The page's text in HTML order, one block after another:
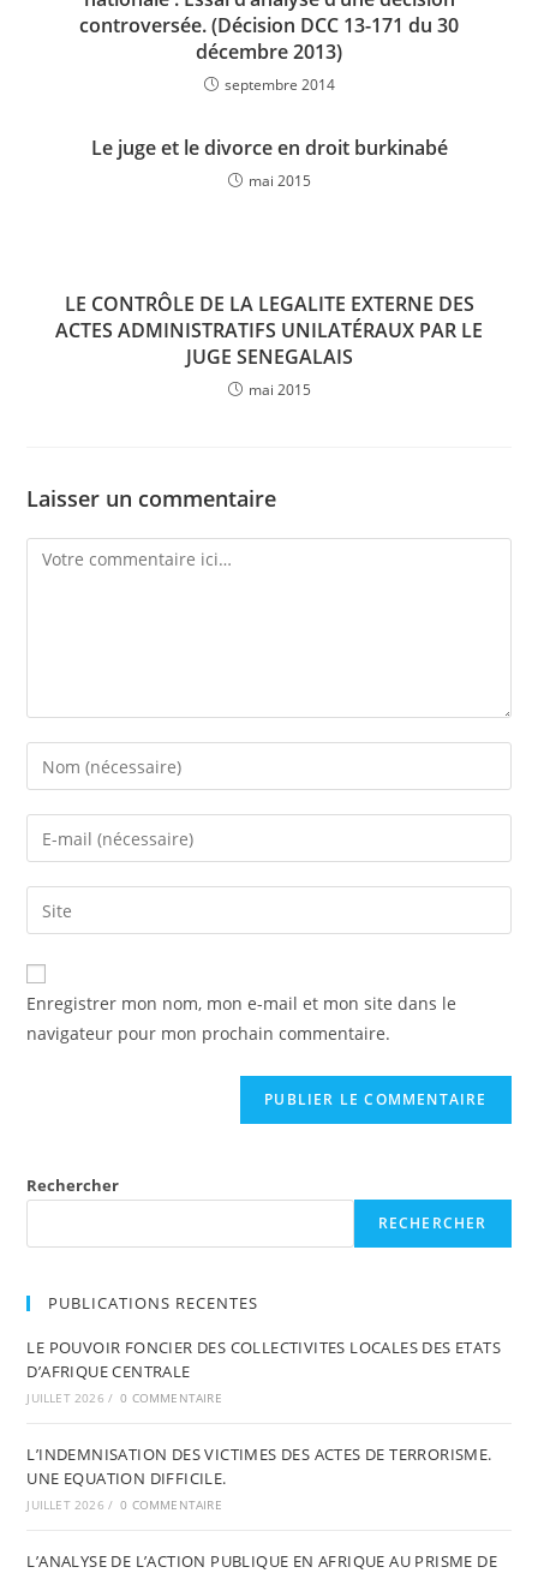
controversée. (Décision DCC 13-171 du 30
décembre 2013)
septembre 2014
Le juge et le divorce en droit burkinabé
mai 2015
LE CONTRÔLE DE LA LEGALITE EXTERNE DES
ACTES ADMINISTRATIFS UNILATÉRAUX PAR LE
JUGE SENEGALAIS
mai 2015
Laisser un commentaire
Enregistrer mon nom, mon e-mail et mon site dans le
navigateur pour mon prochain commentaire.
Rechercher
RECHERCHER
PUBLICATIONS RECENTES
LE POUVOIR FONCIER DES COLLECTIVITES LOCALES DES ETATS
D’AFRIQUE CENTRALE
JUILLET 2026 / 0 COMMENTAIRE
L’INDEMNISATION DES VICTIMES DES ACTES DE TERRORISME.
UNE EQUATION DIFFICILE.
JUILLET 2026 / 0 COMMENTAIRE
L’ANALYSE DE L’ACTION PUBLIQUE EN AFRIQUE AU PRISME DE